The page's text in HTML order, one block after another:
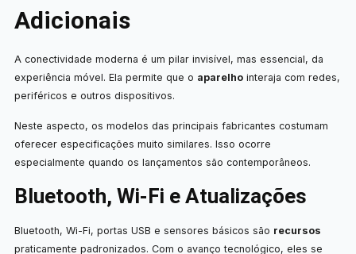
Adicionais
A conectividade moderna é um pilar invisível, mas essencial, da
experiência móvel. Ela permite que o aparelhointeraja com redes,
periféricos e outros dispositivos.
Neste aspecto, os modelos das principais fabricantes costumam
oferecer especificações muito similares. Isso ocorre
especialmente quando os lançamentos são contemporâneos.
Bluetooth, Wi-Fi e Atualizações
Bluetooth, Wi-Fi, portas USB e sensores básicos são recursos
praticamente padronizados. Com o avanço tecnológico, eles se